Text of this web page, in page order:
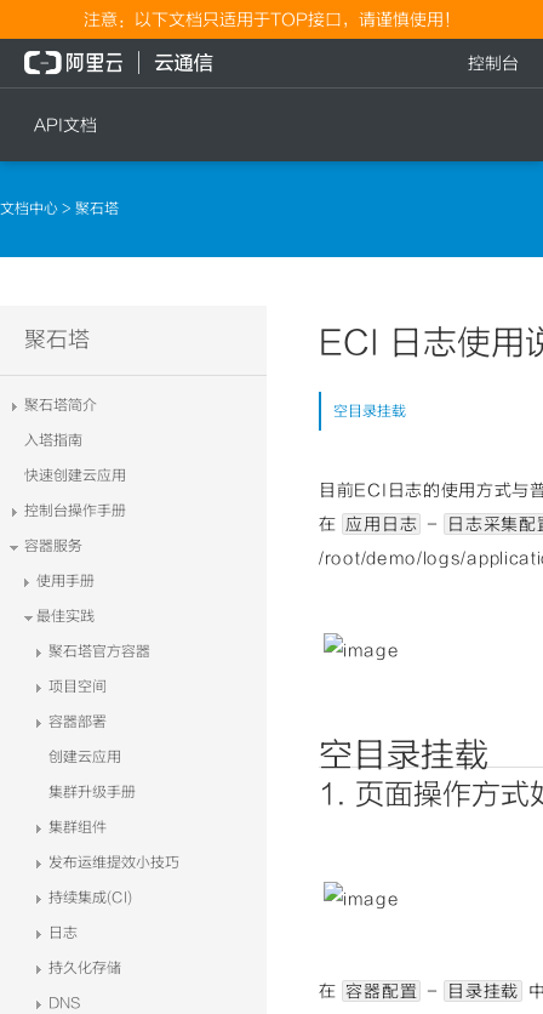
注意：以下文档只适用于TOP接口，请谨慎使用！
API文档
流量充值档位查询
控制台
文档中心 > 聚石塔
聚石塔
聚石塔简介
入塔指南
快速创建云应用
控制台操作手册
容器服务
使用手册
最佳实践
聚石塔官方容器
项目空间
容器部署
创建云应用
集群升级手册
集群组件
发布运维提效小技巧
持续集成(CI)
日志
持久化存储
DNS
ECI 日志使用
空目录挂载
目前ECI日志的使用方式与
在 应用日志 -
日志采集配
/root/demo/logs/
空目录挂载
1. 页面操作方式
在 容器配置 - 目录挂载